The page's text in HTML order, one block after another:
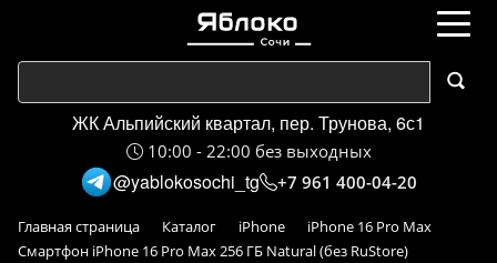
ЖК Альпийский квартал, пер. Трунова, 6с1
10:00 - 22:00 без выходных
@yablokosochi_tg +7 961 400-04-20
Главная страница Каталог iPhone
iPhone 16 Pro Max
Смартфон iPhone 16 Pro Max 256 ГБ Natural (без RuStore)